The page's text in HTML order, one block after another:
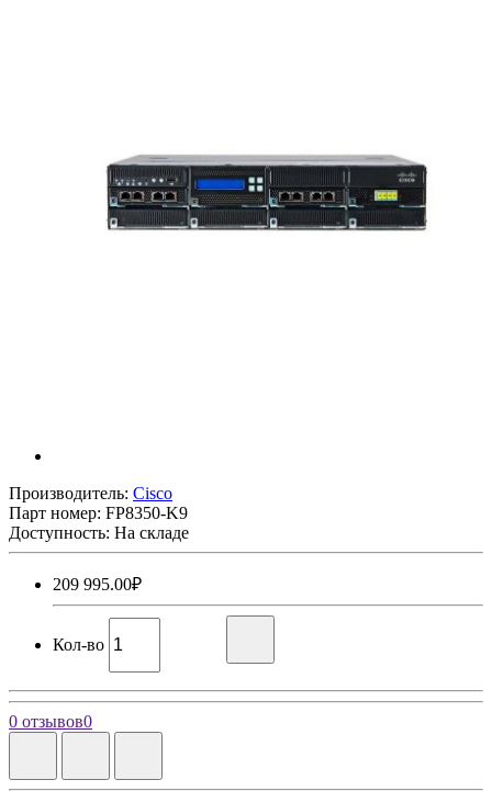
Производитель: Cisco
Парт номер: FP8350-K9
Доступность: На складе
209 995.00₽
Кол-во
0 отзывов0